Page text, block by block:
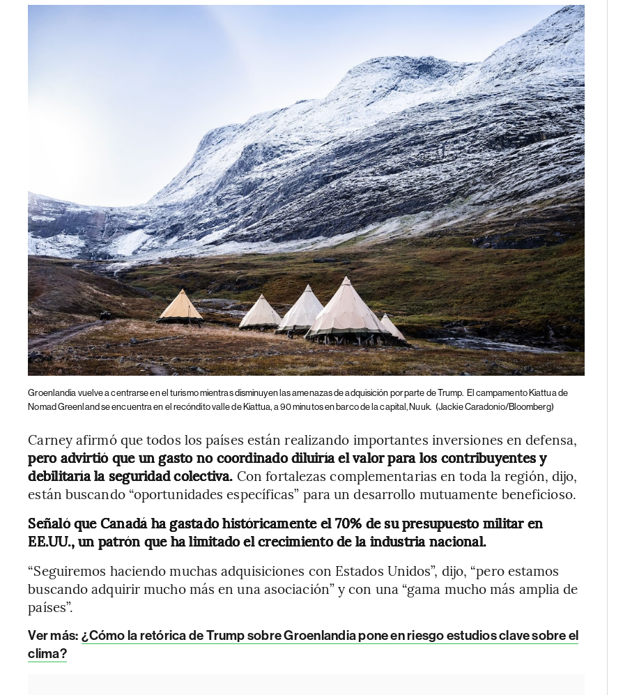
Groenlandia vuelve a centrarse en el turismo mientras disminuyen las amenazas de adquisición por parte de Trump. El campamento Kiattua de
Nomad Greenland se encuentra en el recóndito valle de Kiattua, a 90 minutos en barco de la capital, Nuuk. (Jackie Caradonio/Bloomberg)
Carney afirmó que todos los países están realizando importantes inversiones en defensa,
pero advirtió que un gasto no coordinado diluiría el valor para los contribuyentes y
debilitaría la seguridad colectiva. Con fortalezas complementarias en toda la región, dijo,
están buscando “oportunidades específicas” para un desarrollo mutuamente beneficioso.
Señaló que Canadá ha gastado históricamente el 70% de su presupuesto militar en
EE.UU., un patrón que ha limitado el crecimiento de la industria nacional.
“Seguiremos haciendo muchas adquisiciones con Estados Unidos”, dijo, “pero estamos
buscando adquirir mucho más en una asociación” y con una “gama mucho más amplia de
países”.
Ver más: ¿Cómo la retórica de Trump sobre Groenlandia pone en riesgo estudios clave sobre el
clima?